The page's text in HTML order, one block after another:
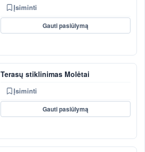
Įsiminti
Gauti pasiūlymą
Terasų stiklinimas Molėtai
Įsiminti
Gauti pasiūlymą